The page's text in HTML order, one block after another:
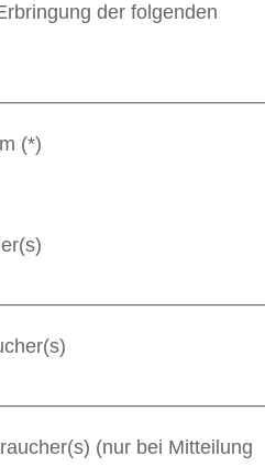
der folgenden
(*)
(nur bei Mitteilung